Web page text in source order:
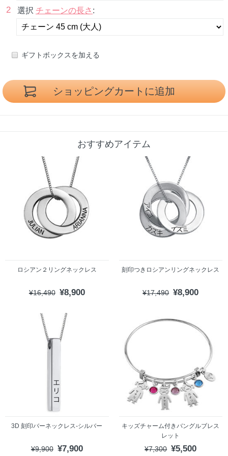
2 選択 チェーンの長さ :
ギフトボックスを加える
おすすめアイテム
ロシアン２リングネックレス
¥16,490 ¥8,900
刻印つきロシアンリングネックレス
¥17,490 ¥8,900
3D 刻印バーネックレス-シルバー
¥9,900 ¥7,900
キッズチャーム付きバングルブレス
レット
¥7,300 ¥5,500